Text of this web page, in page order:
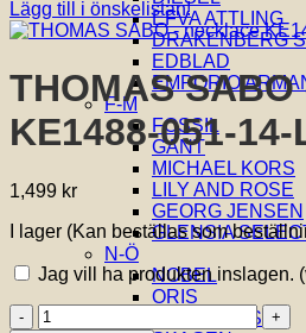
EFVA ATTLING
DRAKENBERG
EDBLAD
EMPORIO
F-M
FOSSIL
GANT
MICHAEL KORS
LILY AND ROSE
GEORG JENSEN
GLENSIA
N-Ö
NOBEL
ORIS
SIF JAKOBS
Lägg till i önskelistan!
THOMAS
KE1488-051-
1,499 kr
I lager (Kan beställas som
Jag vill ha produkten inslagen.
THOMAS